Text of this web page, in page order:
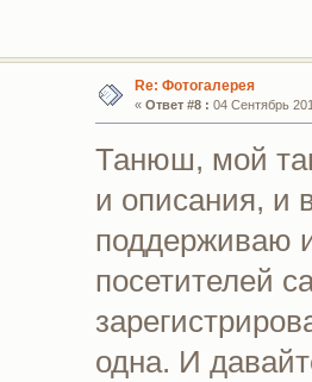
Re: Фотогалерея
« Ответ #8 : 04 Сентябрь
Танюш, мой
и описания, и
поддерживаю
посетителей
одна. И